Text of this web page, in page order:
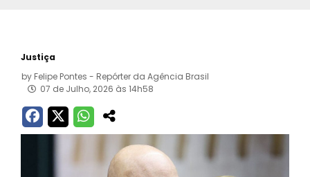
Justiça
by Felipe Pontes - Repórter da Agência Brasil
07 de Julho, 2026 às 14h58